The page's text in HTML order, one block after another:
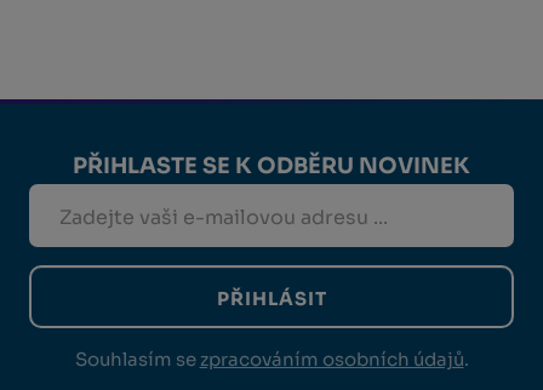
PŘIHLASTE SE K ODBĚRU NOVINEK
PŘIHLÁSIT
Souhlasím se zpracováním osobních údajů.